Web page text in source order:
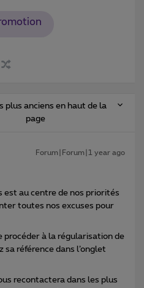
plus anciens en haut de la
page
Forum|Forum|1 year ago
est au centre de nos priorités
toutes nos excuses pour
procéder à la régularisation de
référence dans l’onglet
recontactera dans les plus